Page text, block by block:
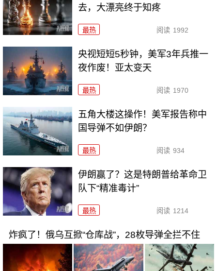
去，大漂亮终于知疼
最热 阅读 1992
央视短短5秒钟，美军3年兵推一
夜作废！亚太变天
最热 阅读 1970
五角大楼这操作！美军报告称中
国导弹不如伊朗？
最热 阅读 934
伊朗赢了？这是特朗普给革命卫
队下“精准毒计”
最热 阅读 1214
炸疯了！俄乌互掀“仓库战”，28枚导弹全拦不住